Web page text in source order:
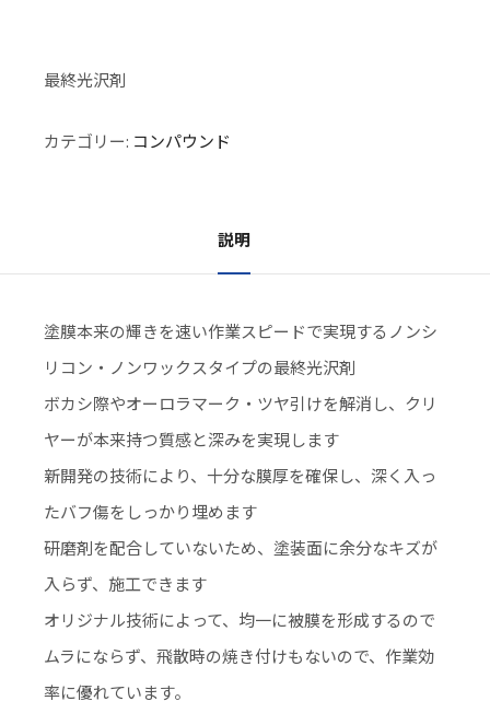
最終光沢剤
カテゴリー: コンパウンド
説明
塗膜本来の輝きを速い作業スピードで実現するノンシ
リコン・ノンワックスタイプの最終光沢剤
ボカシ際やオーロラマーク・ツヤ引けを解消し、クリ
ヤーが本来持つ質感と深みを実現します
新開発の技術により、十分な膜厚を確保し、深く入っ
たバフ傷をしっかり埋めます
研磨剤を配合していないため、塗装面に余分なキズが
入らず、施工できます
オリジナル技術によって、均一に被膜を形成するので
ムラにならず、飛散時の焼き付けもないので、作業効
率に優れています。